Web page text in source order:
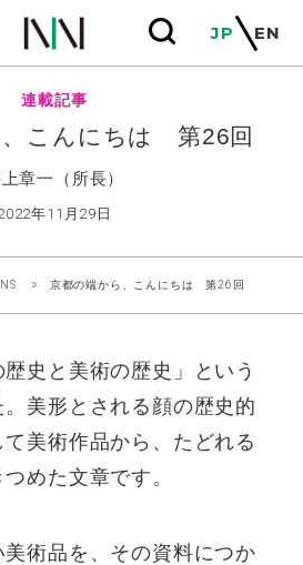
JP EN
連載記事
、こんにちは 第26回
章一（所長）
年11月29日
京都の端から、こんにちは 第26回
史と美術の歴史」という
美形とされる顔の歴史的
美術作品から、たどれる
めた文章です。
術品を、その資料につか